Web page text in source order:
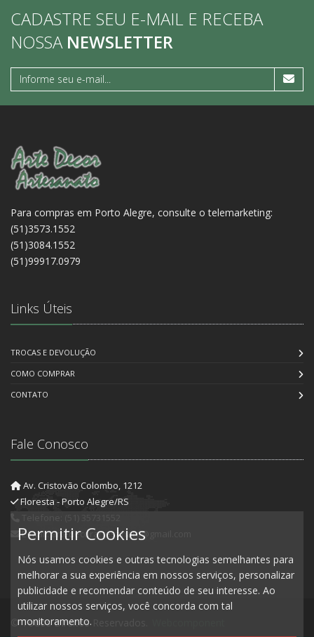
CADASTRE SEU E-MAIL E RECEBA
NOSSA NEWSLETTER
Para compras em Porto Alegre, consulte o telemarketing:
(51)3573.1552
(51)3084.1552
(51)99917.0979
Links Úteis
TROCAS E DEVOLUÇÃO
COMO COMPRAR
CONTATO
Fale Conosco
Av. Cristovão Colombo, 1212
Floresta - Porto Alegre/RS
E-mail: artedecorartesanato@gmail.com
© Todos Direitos Reservados.
Permitir Cookies
Nós usamos cookies e outras tecnologias semelhantes para
melhorar a sua experiência em nossos serviços, personalizar
publicidade e recomendar conteúdo de seu interesse. Ao
utilizar nossos serviços, você concorda com tal
monitoramento.